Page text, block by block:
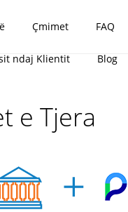
Çmimet FAQ
ndaj Klientit Blog
e Tjera